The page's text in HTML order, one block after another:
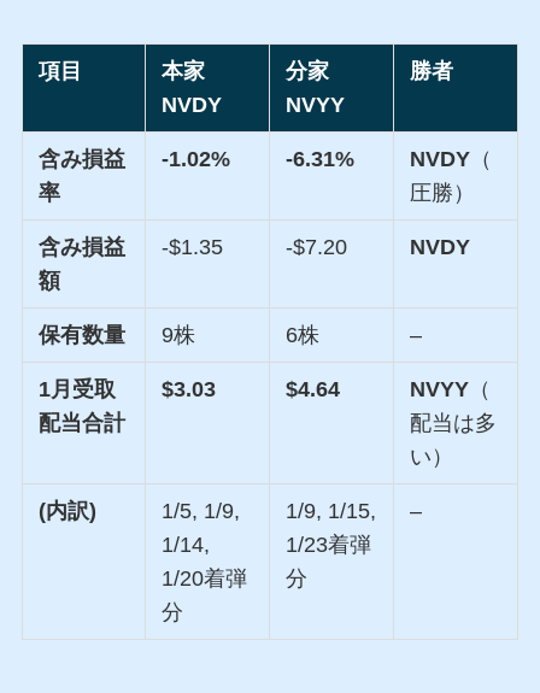
項目
本家
NVDY
分家
NVYY
勝者
含み損益
率
-1.02% -6.31% NVDY （
圧勝）
含み損益
額
-$1.35 -$7.20 NVDY
保有数量 9株 6株 –
1月受取
配当合計
$3.03 $4.64 NVYY （
配当は多
い）
(内訳)
1/5, 1/9,
1/14,
1/20着弾
分
1/9, 1/15,
1/23着弾
分
–